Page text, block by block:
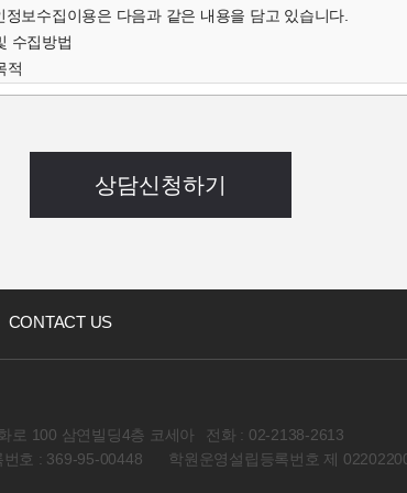
보수집이용은 다음과 같은 내용을 담고 있습니다.
수집방법
적
이용기간
수집방법
도, 신장 등 기록
의 전화 및 이메일 상담
화, 이벤트 등 광고성 정보 전달
용목적이 달성된 후에는 해당 정보를 지체 없이 파기합니다.
동의사항
의 개인정보를 타인 또는 타기업,기관에 공개하지 않습니다
CONTACT US
로 100 삼연빌딩4층 코세아
전화 : 02-2138-2613
번호 : 369-95-00448
학원운영설립등록번호 제